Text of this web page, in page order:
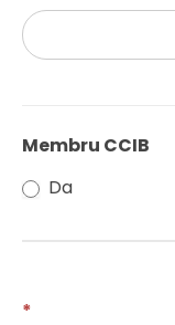
Membru CCIB
Da
*